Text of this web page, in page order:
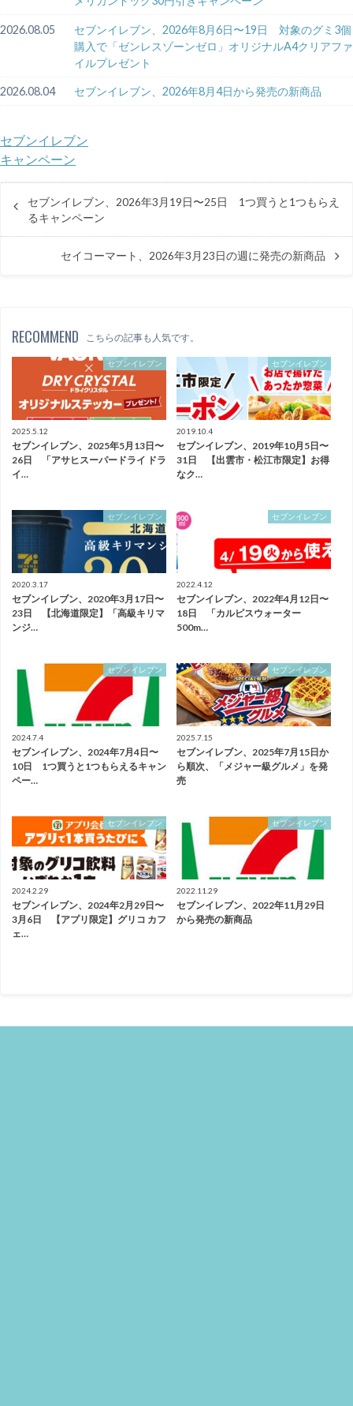
2026.08.05
セブンイレブン、2026年8月6日〜19日 対象のグミ3個
購入で「ゼンレスゾーンゼロ」オリジナルA4クリアファ
イルプレゼント
2026.08.04 セブンイレブン、2026年8月4日から発売の新商品
セブンイレブン
キャンペーン
セブンイレブン、2026年3月19日〜25日 1つ買うと1つもらえ
るキャンペーン
セイコーマート、2026年3月23日の週に発売の新商品
RECOMMEND こちらの記事も人気です。
セブンイレブン
2025.5.12
セブンイレブン、2025年5月13日〜
26日 「アサヒスーパードライ ドラ
イ…
セブンイレブン
2019.10.4
セブンイレブン、2019年10月5日〜
31日 【出雲市・松江市限定】お得
なク…
セブンイレブン
2020.3.17
セブンイレブン、2020年3月17日〜
23日 【北海道限定】「高級キリマ
ンジ…
セブンイレブン
2022.4.12
セブンイレブン、2022年4月12日〜
18日 「カルピスウォーター
500m…
セブンイレブン
2024.7.4
セブンイレブン、2024年7月4日〜
10日 1つ買うと1つもらえるキャン
ペー…
セブンイレブン
2025.7.15
セブンイレブン、2025年7月15日か
ら順次、「メジャー級グルメ」を発
売
セブンイレブン
2024.2.29
セブンイレブン、2024年2月29日〜
3月6日 【アプリ限定】グリコ カフ
ェ…
セブンイレブン
2022.11.29
セブンイレブン、2022年11月29日
から発売の新商品